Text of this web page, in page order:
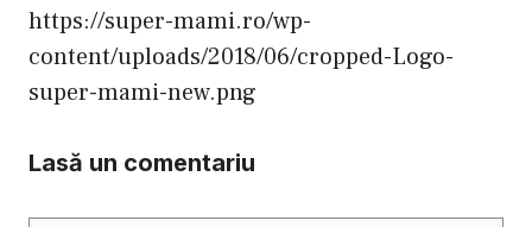
https://super-mami.ro/wp-
content/uploads/2018/06/cropped-Logo-
super-mami-new.png
Lasă un comentariu